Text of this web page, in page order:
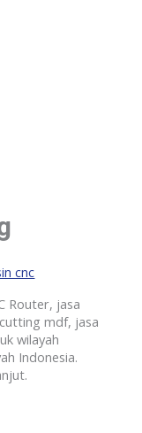
cnc
Router, jasa
mdf, jasa
wilayah
Indonesia.